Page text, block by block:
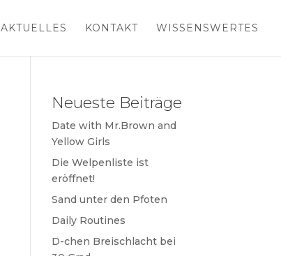
AKTUELLES KONTAKT WISSENSWERTES
Neueste Beiträge
Date with Mr.Brown and
Yellow Girls
Die Welpenliste ist
eröffnet!
Sand unter den Pfoten
Daily Routines
D-chen Breischlacht bei